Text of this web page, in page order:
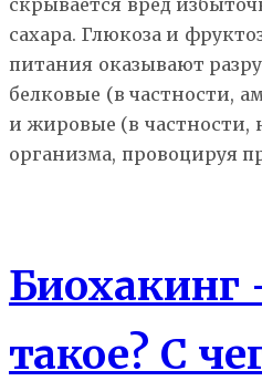
скрывается вред
сахара. Глюкоза и
питания оказывают
белковые (в частности,
и жировые (в
организма, провоцируя
Биохакинг
такое? С